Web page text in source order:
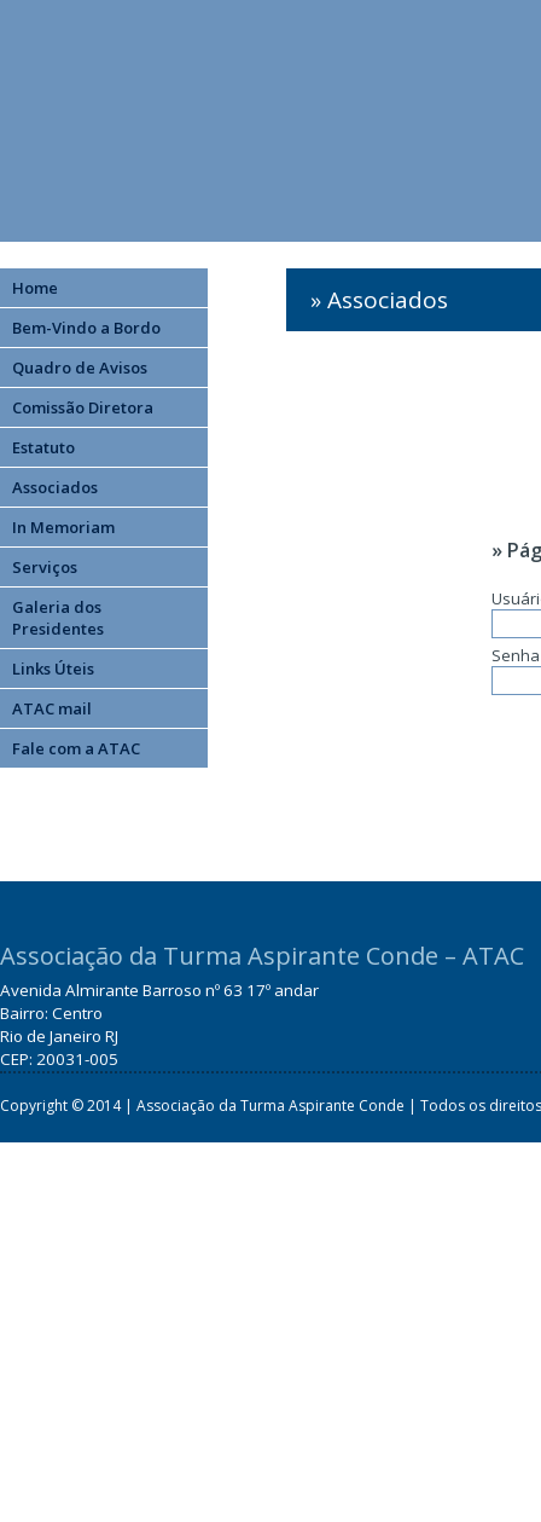
Home
Bem-Vindo a Bordo
Quadro de Avisos
Comissão Diretora
Estatuto
Associados
In Memoriam
Serviços
Galeria dos
Presidentes
Links Úteis
ATAC mail
Fale com a ATAC
» Associados
»
Senha
Associação da Turma Aspirante Conde – ATAC
Avenida Almirante Barroso nº 63 17º andar
Bairro: Centro
Rio de Janeiro RJ
CEP: 20031-005
Copyright © 2014 | Associação da Turma Aspirante Conde | Todos os